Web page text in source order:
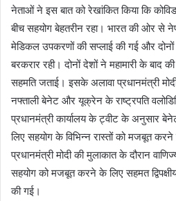
नेताओं ने इस बात को रेखांकित किया कि
बीच सहयोग बेहतरीन रहा। भारत की ओर से
मेडिकल उपकरणों की सप्लाई की गई और
बरकरार रही। दोनों देशों ने महामारी के बाद
सहमति जताई। इसके अलावा प्रधानमंत्री
नफ्ताली बेनेट और यूक्रेन के राष्ट्रपति
प्रधानमंत्री कार्यालय के ट्वीट के अनुसार
लिए सहयोग के विभिन्न रास्तों को मजबूत
प्रधानमंत्री मोदी की मुलाकात के दौरान
सहयोग को मजबूत करने के लिए सहमत
की गई।